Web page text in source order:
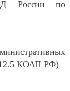
России по
12.5 КОАП РФ)